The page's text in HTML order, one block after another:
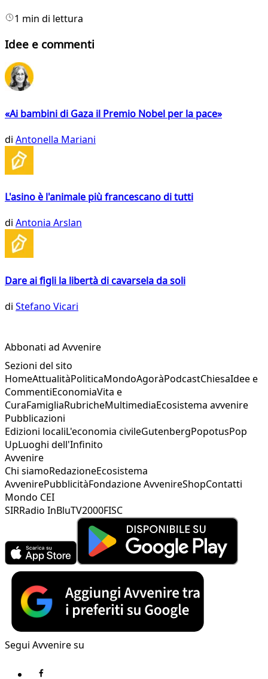
1 min di lettura
Idee e commenti
«Ai bambini di Gaza il Premio Nobel per la pace»
di Antonella Mariani
L'asino è l'animale più francescano di tutti
di Antonia Arslan
Dare ai figli la libertà di cavarsela da soli
di Stefano Vicari
Abbonati ad Avvenire
Sezioni del sito
HomeAttualitàPoliticaMondoAgoràPodcastChiesaIdee e
CommentiEconomiaVita e
CuraFamigliaRubricheMultimediaEcosistema avvenire
Pubblicazioni
Edizioni localiL'economia civileGutenbergPopotusPop
UpLuoghi dell'Infinito
Avvenire
Chi siamoRedazioneEcosistema
AvvenirePubblicitàFondazione AvvenireShopContatti
Mondo CEI
SIRRadio InBluTV2000FISC
Segui Avvenire su